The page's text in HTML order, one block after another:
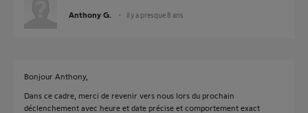
Anthony G. il y a presque 8 ans
Bonjour Anthony,
Dans ce cadre, merci de revenir vers nous lors du prochain
déclenchement avec heure et date précise et comportement exact